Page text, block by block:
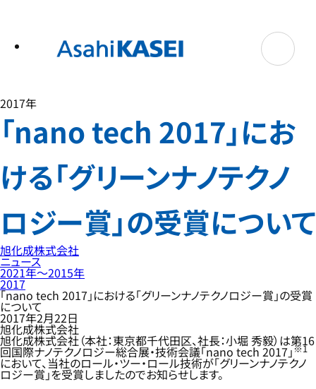
2017年
「nano tech 2017」にお
ける「グリーンナノテクノ
ロジー賞」の受賞について
旭化成株式会社
ニュース
2021年〜2015年
2017
「nano tech 2017」における「グリーンナノテクノロジー賞」の受賞
について
2017年2月22日
旭化成株式会社
旭化成株式会社（本社：東京都千代田区、社長：小堀 秀毅）は第16
回国際ナノテクノロジー総合展・技術会議「nano tech 2017」※1
において、当社のロール・ツー・ロール技術が「グリーンナノテクノ
ロジー賞」を受賞しましたのでお知らせします。